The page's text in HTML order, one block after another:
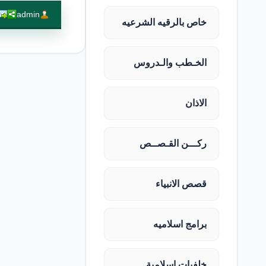
خاص بالرقيه الشرعيه
الخـطب والـدروس
الاذان
ركـــن القـصــص
قصص الانبياء
برامج اسلاميه
admin